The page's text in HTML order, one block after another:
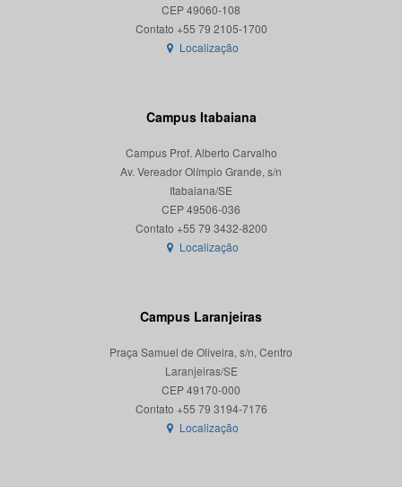
CEP 49060-108
Localização
Campus Itabaiana
Campus Prof. Alberto Carvalho
Av. Vereador Olímpio Grande, s/n
Itabaiana/SE
CEP 49506-036
Localização
Campus Laranjeiras
Praça Samuel de Oliveira, s/n, Centro
Laranjeiras/SE
CEP 49170-000
Localização